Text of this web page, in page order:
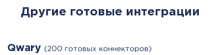
Другие готовые интеграции
Qwary (200 готовых коннекторов)